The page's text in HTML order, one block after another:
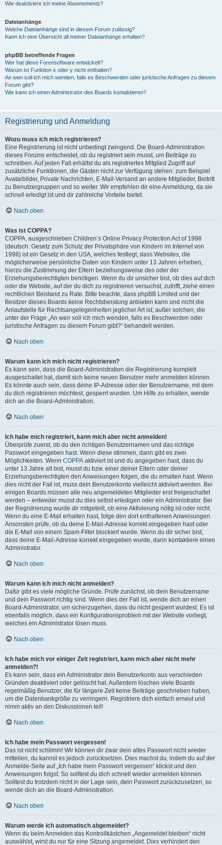
Wie deaktiviere ich meine Abonnements?
Dateianhänge
Welche Dateianhänge sind in diesem Forum zulässig?
Kann ich eine Übersicht all meiner Dateianhänge erhalten?
phpBB betreffende Fragen
Wer hat diese Forensoftware entwickelt?
Warum ist Funktion x oder y nicht enthalten?
An wen soll ich mich wenden, falls es Beschwerden oder juristische Anfragen zu diesem
Forum gibt?
Wie kann ich einen Administrator des Boards kontaktieren?
Registrierung und Anmeldung
Wozu muss ich mich registrieren?
Eine Registrierung ist nicht unbedingt zwingend. Die Board-Administration
dieses Forums entscheidet, ob du registriert sein musst, um Beiträge zu
schreiben. Auf jeden Fall erhältst du als registriertes Mitglied Zugriff auf
zusätzliche Funktionen, die Gästen nicht zur Verfügung stehen: zum Beispiel
Avatarbilder, Private Nachrichten, E-Mail-Versand an andere Mitglieder, Beitritt
zu Benutzergruppen und so weiter. Wir empfehlen dir eine Anmeldung, da sie
schnell erledigt ist und dir zahlreiche Vorteile bietet.
Nach oben
Was ist COPPA?
COPPA, ausgeschrieben Children’s Online Privacy Protection Act of 1998
(deutsch: Gesetz zum Schutz der Privatsphäre von Kindern im Internet von
1998) ist ein Gesetz in den USA, welches festlegt, dass Websites, die
möglicherweise persönliche Daten von Kindern unter 13 Jahren erheben,
hierzu die Zustimmung der Eltern beziehungsweise des oder der
Erziehungsberechtigten benötigen. Wenn du dir unsicher bist, ob dies auf dich
oder die Website, auf der du dich zu registrieren versuchst, zutrifft, ziehe einen
rechtlichen Beistand zu Rate. Bitte beachte, dass phpBB Limited und der
Besitzer dieses Boards keine Rechtsberatung anbieten kann und nicht die
Anlaufstelle für Rechtsangelegenheiten jeglicher Art ist; außer solchen, die
unter der Frage „An wen soll ich mich wenden, falls es Beschwerden oder
juristische Anfragen zu diesem Forum gibt?“ behandelt werden.
Nach oben
Warum kann ich mich nicht registrieren?
Es kann sein, dass die Board-Administration die Registrierung komplett
ausgeschaltet hat, damit sich keine neuen Benutzer mehr anmelden können.
Es könnte auch sein, dass deine IP-Adresse oder der Benutzername, mit dem
du dich registrieren möchtest, gesperrt wurden. Um Hilfe zu erhalten, wende
dich an die Board-Administration.
Nach oben
Ich habe mich registriert, kann mich aber nicht anmelden!
Überprüfe zuerst, ob du den richtigen Benutzernamen und das richtige
Passwort eingegeben hast. Wenn diese stimmen, dann gibt es zwei
Möglichkeiten. Wenn COPPA aktiviert ist und du angegeben hast, dass du
unter 13 Jahre alt bist, musst du bzw. einer deiner Eltern oder deiner
Erziehungsberechtigten den Anweisungen folgen, die du erhalten hast. Wenn
dies nicht der Fall ist, muss dein Benutzerkonto vielleicht aktiviert werden. Bei
einigen Boards müssen alle neu angemeldeten Mitglieder erst freigeschaltet
werden – entweder musst du dies selbst erledigen oder ein Administrator. Bei
der Registrierung wurde dir mitgeteilt, ob eine Aktivierung nötig ist oder nicht.
Wenn du eine E-Mail erhalten hast, folge den dort enthaltenen Anweisungen.
Ansonsten prüfe, ob du deine E-Mail-Adresse korrekt eingegeben hast oder
die E-Mail von einem Spam-Filter blockiert wurde. Wenn du dir sicher bist,
dass deine E-Mail-Adresse korrekt eingegeben wurde, dann kontaktiere einen
Administrator.
Nach oben
Warum kann ich mich nicht anmelden?
Dafür gibt es viele mögliche Gründe. Prüfe zunächst, ob dein Benutzername
und dein Passwort richtig sind. Wenn dies der Fall ist, wende dich an einen
Board-Administrator, um sicherzugehen, dass du nicht gesperrt wurdest. Es ist
ebenfalls möglich, dass ein Konfigurationsproblem mit der Website vorliegt,
welches ein Administrator lösen muss.
Nach oben
Ich habe mich vor einiger Zeit registriert, kann mich aber nicht mehr
anmelden?!
Es kann sein, dass ein Administrator dein Benutzerkonto aus verschieden
Gründen deaktiviert oder gelöscht hat. Außerdem löschen viele Boards
regelmäßig Benutzer, die für längere Zeit keine Beiträge geschrieben haben,
um die Datenbankgröße zu verringern. Registriere dich einfach erneut und
nimm aktiv an den Diskussionen teil!
Nach oben
Ich habe mein Passwort vergessen!
Das ist nicht schlimm! Wir können dir zwar dein altes Passwort nicht wieder
mitteilen, du kannst es jedoch zurücksetzen. Dies machst du, indem du auf der
Anmelde-Seite auf „Ich habe mein Passwort vergessen“ klickst und den
Anweisungen folgst. So solltest du dich schnell wieder anmelden können.
Solltest du trotzdem nicht in der Lage sein, dein Passwort zurückzusetzen, so
wende dich an die Board-Administration.
Nach oben
Warum werde ich automatisch abgemeldet?
Wenn du beim Anmelden das Kontrollkästchen „Angemeldet bleiben“ nicht
auswählst, wirst du nur für eine Sitzung angemeldet. Dies verhindert den